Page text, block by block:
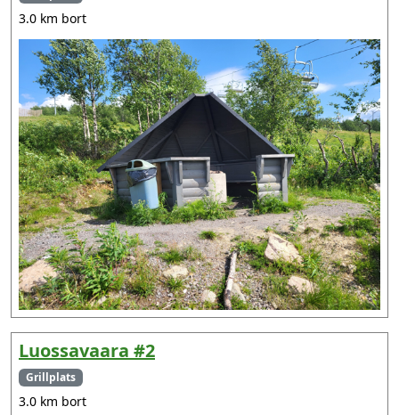
3.0 km bort
Luossavaara #2
Grillplats
3.0 km bort